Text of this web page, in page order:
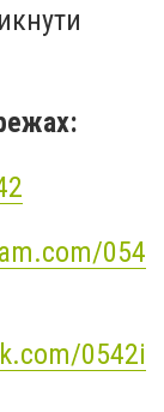
054
0542i